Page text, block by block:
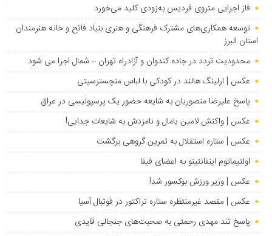
فاز اجرایی متروی فردیس به‌زودی کلید می‌خورد
توسعه همکاری‌های مشترک فرهنگی و هنری بنیاد فاتح و خانه هنرمندان
استان البرز
محدودیت تردد در جاده کندوان و آزادراه تهران – شمال اجرا می شود
عکس | ارلینگ هالند در کودکی با لباس منچسترسیتی
پاسخ علیرضا منصوریان به شایعه حضور یک پرسپولیسی در عراق
عکس | واکنش لامین یامال و نامزدش به شایعات جدایی!
عکس | ستاره استقلال به تمرین گروهی برگشت
اولتیماتوم اینفانتینو به اعضای فیفا
عکس | وزیر ورزش بوکسور شد!
عکس | مقصد غیرمنتظره ستاره تراکتور در فوتبال آسیا
پاسخ تند مهدی رحمتی به صحبت‌های جنجالی قایدی